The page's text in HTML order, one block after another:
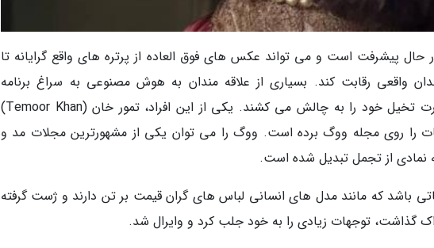
پیشرفت است و می تواند عکس های فوق العاده از پرتره های واقع گرایانه تا
واقعی رقابت کند. بسیاری از علاقه مندان به هوش مصنوعی به سراغ برنامه
میدجرنی (Midjourney) می روند و قدرت تخیل خود را به چالش می کشند. یکی از این افراد، تمور خان (Temoor Khan)
را روی مجله ووگ برده است. ووگ را می توان یکی از مشهورترین مجلات مد و
نمادی از تجمل تبدیل شده است.
باشد که مانند مدل های انسانی لباس های گران قیمت بر تن دارند و ژست گرفته
گذاشت، توجهات زیادی را به خود جلب کرد و وایرال شد.